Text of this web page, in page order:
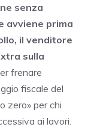
senza
avviene prima
il venditore
sulla
frenare
fiscale del
zero» per chi
ai lavori.